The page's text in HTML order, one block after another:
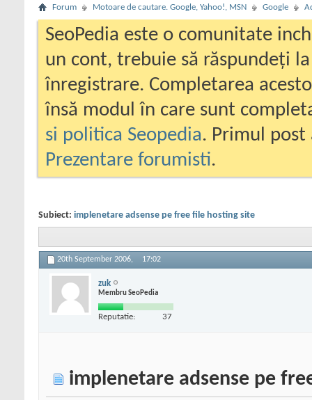
Forum Motoare de cautare. Google, Yahoo!, MSN Google
SeoPedia este o comunitate
un cont, trebuie să răspundeți
înregistrare. Completarea
însă modul în care sunt
si politica Seopedia. Primul
Prezentare forumisti.
Subiect: implenetare adsense pe free file hosting site
20th September 2006, 17:02
zuk
Membru SeoPedia
Reputatie: 37
implenetare adsense pe